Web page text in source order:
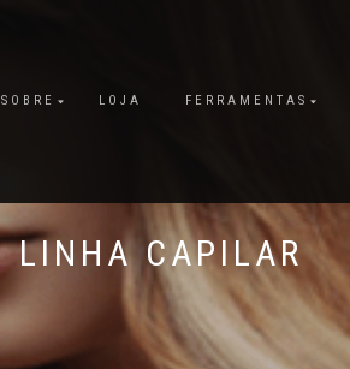
SOBRE LOJA FERRAMENTAS
LINHA CAPILAR